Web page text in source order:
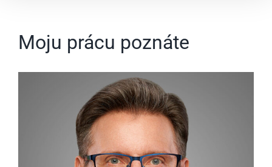
Moju prácu poznáte